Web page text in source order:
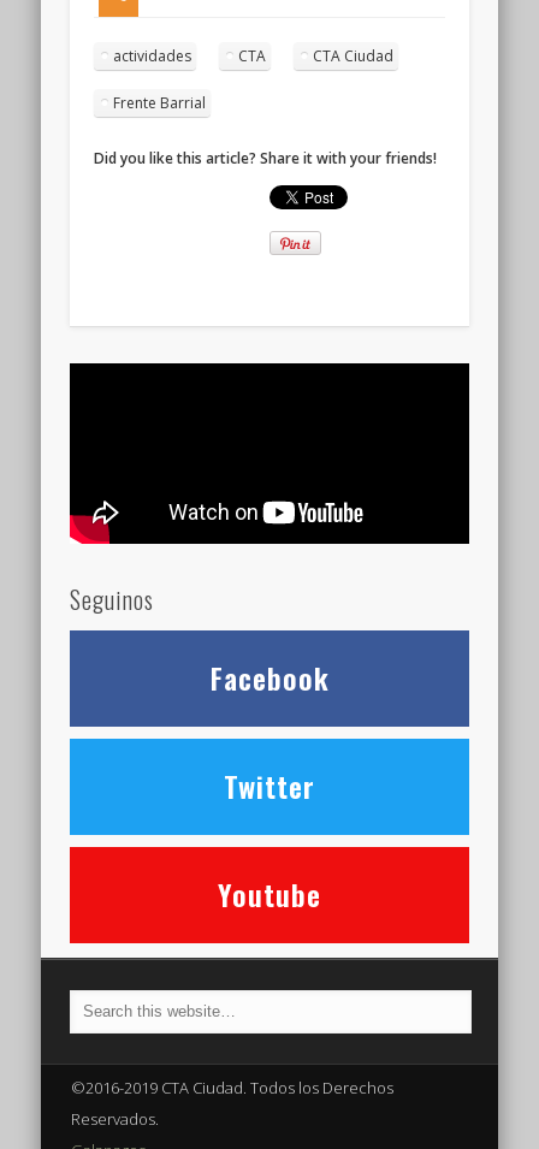
actividades CTA CTA Ciudad
Frente Barrial
Did you like this article? Share it with your friends!
Seguinos
Facebook
Twitter
Youtube
©2016-2019 CTA Ciudad. Todos los Derechos
Reservados.